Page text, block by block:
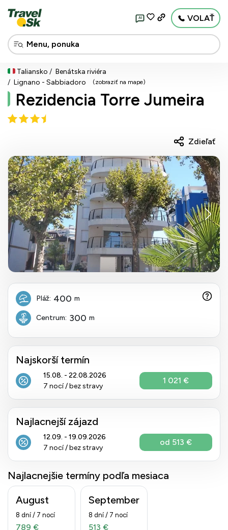
AI VOLAŤ
Taliansko
Benátska riviéra
Lignano - Sabbiadoro
(zobraziť na mape)
Rezidencia Torre Jumeira
Zdieľať
Pláž: 400 m
Centrum: 300 m
Najskorší termín
15.08. - 22.08.2026
7 nocí / bez stravy
1 021 €
Najlacnejší zájazd
12.09. - 19.09.2026
7 nocí / bez stravy
od 513 €
Najlacnejšie termíny podľa mesiaca
August
8 dní / 7 nocí
789 €
September
8 dní / 7 nocí
513 €